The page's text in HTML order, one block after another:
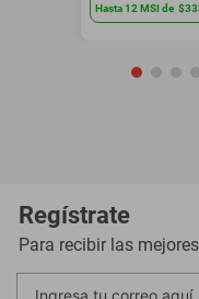
Hasta12 MSIde
Regístrate
Para recibir las